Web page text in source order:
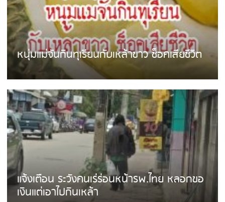
หนุ่มแม่จันกินทุเรียนกับเหล้าขาว ช็อคเสียชีวิต
แจ้งเตือน ระวังคนเร่ร่อนหน้ารพ.ไทย หลอกขอ
เงินแต่เอาไปกินเหล้า